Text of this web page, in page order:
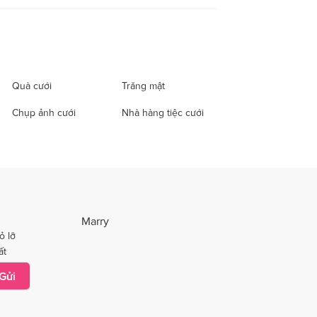
Quà cưới Trăng mật
Chụp ảnh cưới Nhà hàng tiệc cưới
lỡ
Marry